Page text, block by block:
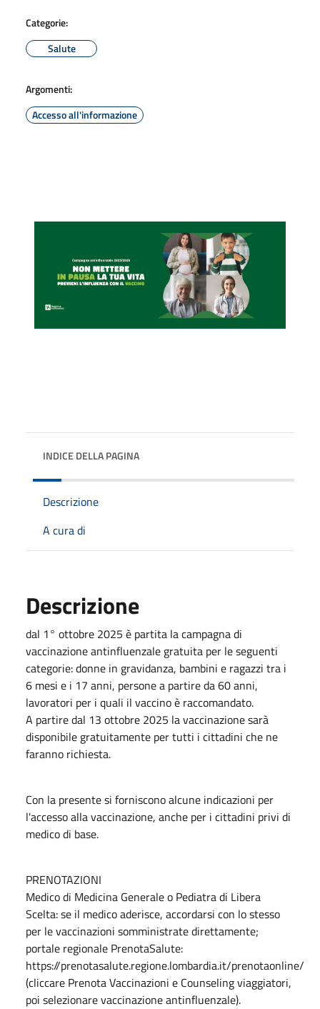
Categorie:
Salute
Argomenti:
Accesso all'informazione
INDICE DELLA PAGINA
Descrizione
A cura di
Descrizione
dal 1° ottobre 2025 è partita la campagna di
vaccinazione antinfluenzale gratuita per le seguenti
categorie: donne in gravidanza, bambini e ragazzi tra i
6 mesi e i 17 anni, persone a partire da 60 anni,
lavoratori per i quali il vaccino è raccomandato.
A partire dal 13 ottobre 2025 la vaccinazione sarà
disponibile gratuitamente per tutti i cittadini che ne
faranno richiesta.
Con la presente si forniscono alcune indicazioni per
l'accesso alla vaccinazione, anche per i cittadini privi di
medico di base.
PRENOTAZIONI
Medico di Medicina Generale o Pediatra di Libera
Scelta: se il medico aderisce, accordarsi con lo stesso
per le vaccinazioni somministrate direttamente;
portale regionale PrenotaSalute:
https://prenotasalute.regione.lombardia.it/prenotaonline/
(cliccare Prenota Vaccinazioni e Counseling viaggiatori,
poi selezionare vaccinazione antinfluenzale).